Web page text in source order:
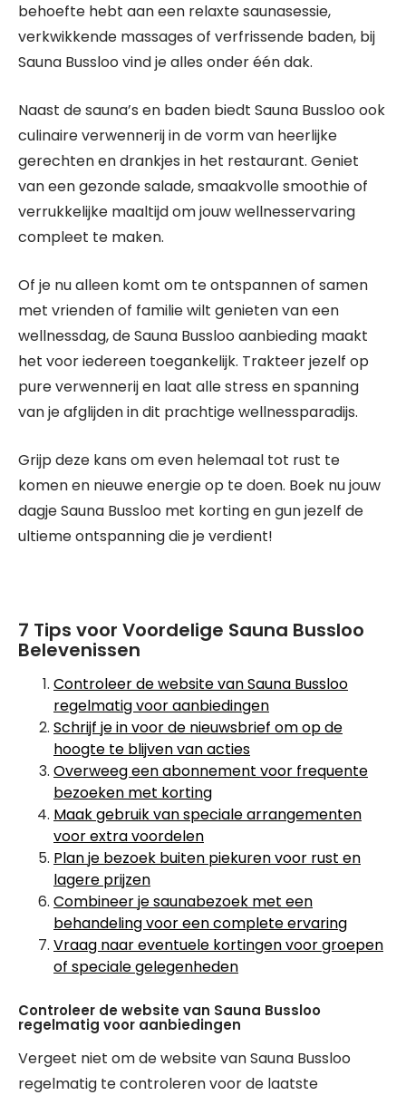
behoefte hebt aan een relaxte saunasessie,
verkwikkende massages of verfrissende baden, bij
Sauna Bussloo vind je alles onder één dak.
Naast de sauna’s en baden biedt Sauna Bussloo ook
culinaire verwennerij in de vorm van heerlijke
gerechten en drankjes in het restaurant. Geniet
van een gezonde salade, smaakvolle smoothie of
verrukkelijke maaltijd om jouw wellnesservaring
compleet te maken.
Of je nu alleen komt om te ontspannen of samen
met vrienden of familie wilt genieten van een
wellnessdag, de Sauna Bussloo aanbieding maakt
het voor iedereen toegankelijk. Trakteer jezelf op
pure verwennerij en laat alle stress en spanning
van je afglijden in dit prachtige wellnessparadijs.
Grijp deze kans om even helemaal tot rust te
komen en nieuwe energie op te doen. Boek nu jouw
dagje Sauna Bussloo met korting en gun jezelf de
ultieme ontspanning die je verdient!
7 Tips voor Voordelige Sauna Bussloo
Belevenissen
Controleer de website van Sauna Bussloo
regelmatig voor aanbiedingen
Schrijf je in voor de nieuwsbrief om op de
hoogte te blijven van acties
Overweeg een abonnement voor frequente
bezoeken met korting
Maak gebruik van speciale arrangementen
voor extra voordelen
Plan je bezoek buiten piekuren voor rust en
lagere prijzen
Combineer je saunabezoek met een
behandeling voor een complete ervaring
Vraag naar eventuele kortingen voor groepen
of speciale gelegenheden
Controleer de website van Sauna Bussloo
regelmatig voor aanbiedingen
Vergeet niet om de website van Sauna Bussloo
regelmatig te controleren voor de laatste